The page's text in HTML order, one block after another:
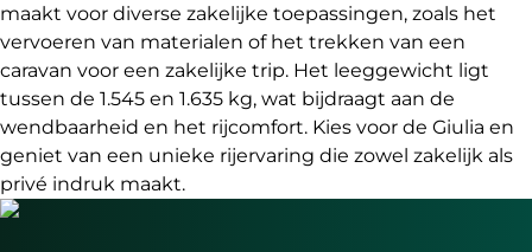
maakt voor diverse zakelijke toepassingen, zoals het
vervoeren van materialen of het trekken van een
caravan voor een zakelijke trip. Het leeggewicht ligt
tussen de 1.545 en 1.635 kg, wat bijdraagt aan de
wendbaarheid en het rijcomfort. Kies voor de Giulia en
geniet van een unieke rijervaring die zowel zakelijk als
privé indruk maakt.